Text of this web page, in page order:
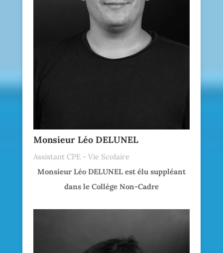
Monsieur Léo DELUNEL
Assistant CPE - Vie Scolaire
Monsieur Léo DELUNEL est élu suppléant
dans le Collège Non-Cadre